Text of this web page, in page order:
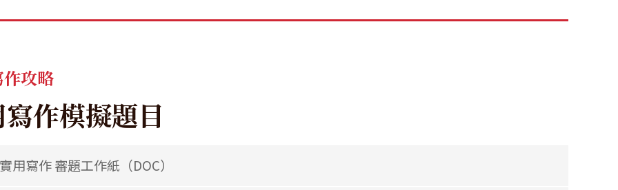
攻略
作模擬題目
用寫作 審題工作紙（DOC）